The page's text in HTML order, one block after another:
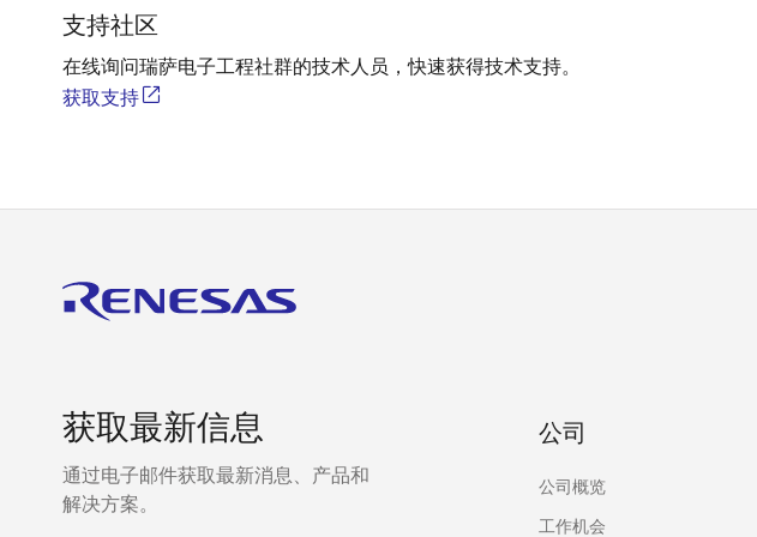
支持社区
在线询问瑞萨电子工程社群的技术人员，快速获得技术支持。
获取支持
获取最新信息
通过电子邮件获取最新消息、产品和
解决方案。
公司
公司概览
工作机会